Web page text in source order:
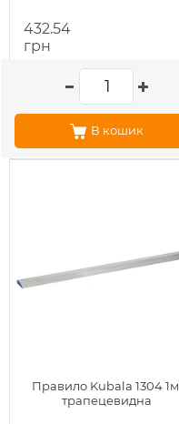
432.54
грн
В кошик
Правило Kubala 1304 1м,
трапецевидна